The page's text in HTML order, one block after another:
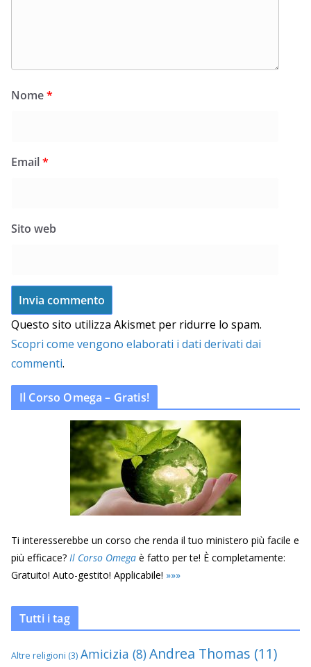
Nome*
Email*
Sito web
Questo sito utilizza Akismet per ridurre lo spam.
Scopri come vengono elaborati i dati derivati dai
commenti.
Il Corso Omega – Gratis!
Ti interesserebbe un corso che renda il tuo ministero più facile e
più efficace? Il Corso Omega è fatto per te! È completamente:
Gratuito! Auto-gestito! Applicabile! »»»
Tutti i tag
Altre religioni (3) Amicizia (8)Andrea Thomas (11)